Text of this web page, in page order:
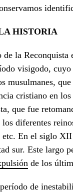
HISTORIA
la Reconquista
visigodo, cuyo
musulmanes,
cristiano en
que fue
diferentes
En el siglo
sur. Este largo
de los
de